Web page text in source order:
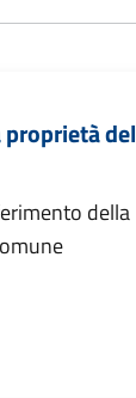
del
della